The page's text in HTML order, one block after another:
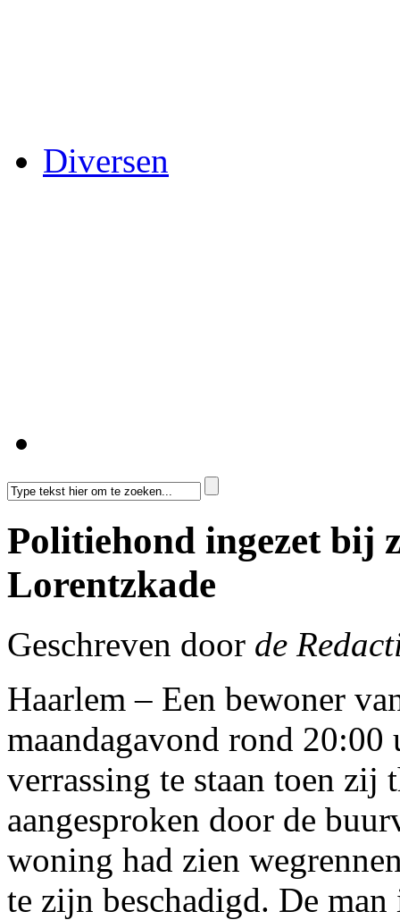
Diversen
Politiehond ingezet bij
Lorentzkade
Geschreven door de
Haarlem – Een bewoner
maandagavond rond 20:00
verrassing te staan toen
aangesproken door de
woning had zien
te zijn beschadigd. De